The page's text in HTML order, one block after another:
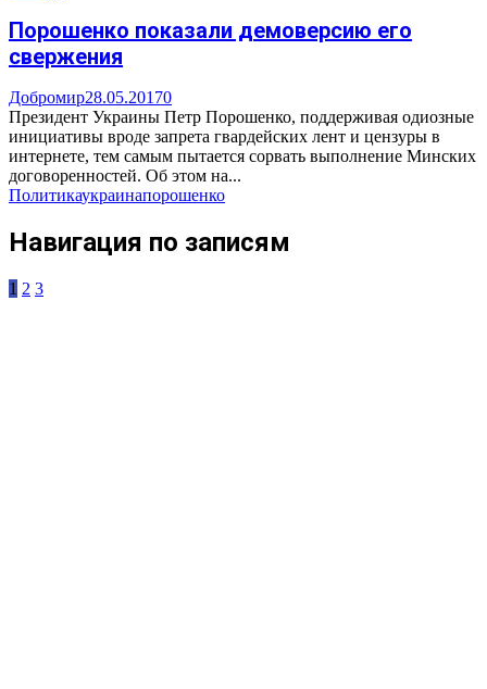
Порошенко показали демоверсию его
свержения
Добромир28.05.20170
Президент Украины Петр Порошенко, поддерживая одиозные
инициативы вроде запрета гвардейских лент и цензуры в
интернете, тем самым пытается сорвать выполнение Минских
договоренностей. Об этом на...
Политикаукраинапорошенко
Навигация по записям
1 2 3